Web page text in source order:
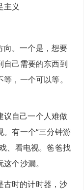
主义
。一个是，想要
自己需要的东西到
，一个可以等。
自己一个人难做
有一个“三分钟游
、看电视。爸爸找
个沙漏。
时的计时器，沙